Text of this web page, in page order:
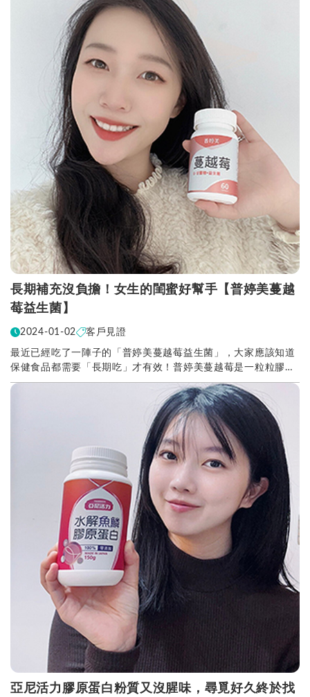
長期補充沒負擔！女生的閨蜜好幫手【普婷美蔓越
莓益生菌】
2024-01-02 客戶見證
最近已經吃了一陣子的「普婷美蔓越莓益生菌」，大家應該知道
保健食品都需要「長期吃」才有效！普婷美蔓越莓是一粒粒膠囊
狀的設計，不但熱量低 長期補充沒有負擔，帶出門還...
亞尼活力膠原蛋白粉質又沒腥味，尋覓好久終於找